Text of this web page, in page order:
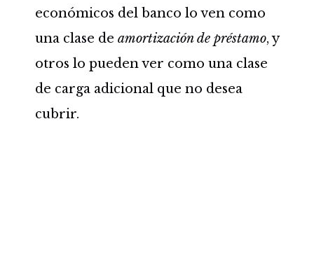
económicos del banco lo ven como
una clase de amortización de préstamo, y
otros lo pueden ver como una clase
de carga adicional que no desea
cubrir.